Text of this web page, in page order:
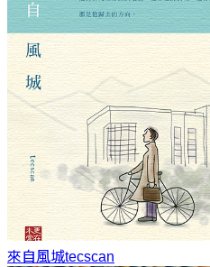
來自風城tecscan